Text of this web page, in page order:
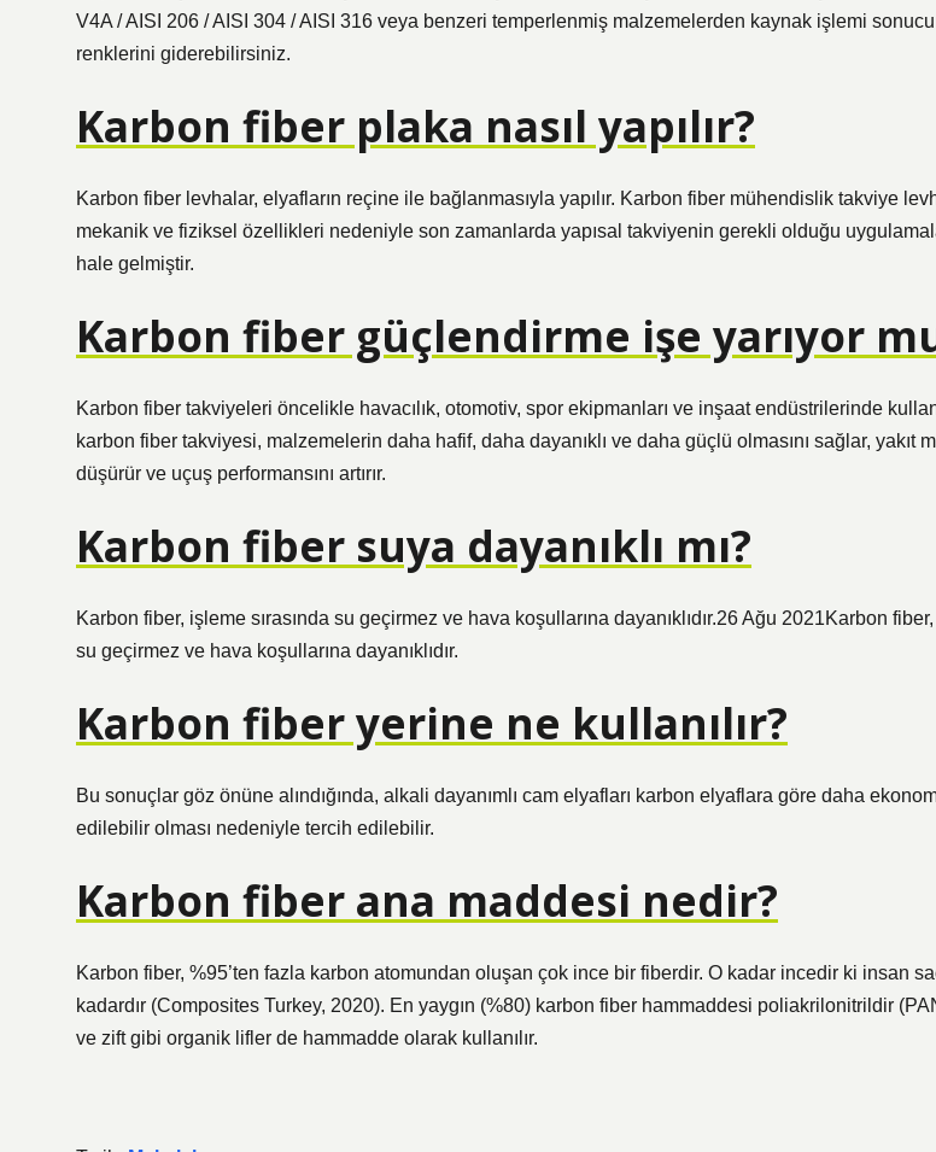
V4A / AISI 206 / AISI 304 / AISI 316 veya benzeri temperlenmiş malzemelerden kaynak işlemi
renklerini giderebilirsiniz.
Karbon fiber plaka nasıl yapılır?
Karbon fiber levhalar, elyafların reçine ile bağlanmasıyla yapılır. Karbon fiber mühendislik takviye
mekanik ve fiziksel özellikleri nedeniyle son zamanlarda yapısal takviyenin gerekli olduğu
hale gelmiştir.
Karbon fiber güçlendirme işe yarıyor
Karbon fiber takviyeleri öncelikle havacılık, otomotiv, spor ekipmanları ve inşaat endüstrilerinde
karbon fiber takviyesi, malzemelerin daha hafif, daha dayanıklı ve daha güçlü olmasını sağlar, yakıt
düşürür ve uçuş performansını artırır.
Karbon fiber suya dayanıklı mı?
Karbon fiber, işleme sırasında su geçirmez ve hava koşullarına dayanıklıdır.26 Ağu 2021Karbon fiber,
su geçirmez ve hava koşullarına dayanıklıdır.
Karbon fiber yerine ne kullanılır?
Bu sonuçlar göz önüne alındığında, alkali dayanımlı cam elyafları karbon elyaflara göre daha
edilebilir olması nedeniyle tercih edilebilir.
Karbon fiber ana maddesi nedir?
Karbon fiber, %95’ten fazla karbon atomundan oluşan çok ince bir fiberdir. O kadar incedir ki insan
kadardır (Composites Turkey, 2020). En yaygın (%80) karbon fiber hammaddesi poliakrilonitrildir
ve zift gibi organik lifler de hammadde olarak kullanılır.